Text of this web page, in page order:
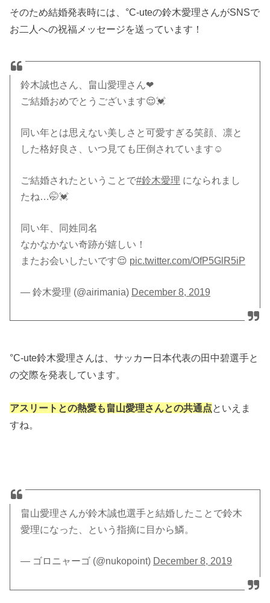
そのため結婚発表時には、°C-uteの鈴木愛理さんがSNSで
お二人への祝福メッセージを送っています！
鈴木誠也さん、畠山愛理さん❤︎
ご結婚おめでとうございます😌💓
同い年とは思えない美しさと可愛すぎる笑顔、凛と
した格好良さ、いつ見ても圧倒されています☺︎
ご結婚されたということで#鈴木愛理 になられまし
たね…🤭💓
同い年、同姓同名
なかなかない奇跡が嬉しい！
またお会いしたいです😌 pic.twitter.com/OfP5GlR5iP
— 鈴木愛理 (@airimania) December 8, 2019
°C-ute鈴木愛理さんは、サッカー日本代表の田中碧選手と
の交際を発表しています。
アスリートとの熱愛も畠山愛理さんとの共通点といえま
すね。
畠山愛理さんが鈴木誠也選手と結婚したことで鈴木
愛理になった、という指摘に目から鱗。
— ゴロニャーゴ (@nukopoint) December 8, 2019